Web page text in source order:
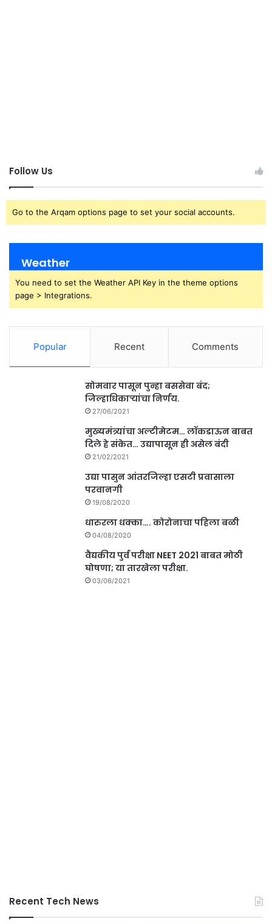
Follow Us
Go to the Arqam options page to set your social accounts.
Weather
You need to set the Weather API Key in the theme options
page > Integrations.
Popular Recent Comments
सोमवार पासून पुन्हा बससेवा बंद;
जिल्हाधिकाऱ्यांचा निर्णय.
27/06/2021
मुख्यमंत्र्यांचा अल्टीमेटम… लॉकडाऊन बाबत
दिले हे संकेत… उद्यापासून ही असेल बंदी
21/02/2021
उद्या पासुन आंतरजिल्हा एसटी प्रवासाला
परवानगी
19/08/2020
धारुरला धक्का…. कोरोनाचा पहिला बळी
04/08/2020
वैद्यकीय पुर्व परीक्षा NEET 2021 बाबत मोठी
घोषणा; या तारखेला परीक्षा.
03/06/2021
Recent Tech News